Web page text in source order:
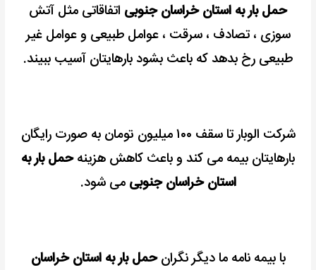
حمل بار به استان خراسان جنوبی اتفاقاتی مثل آتش
سوزی ، تصادف ، سرقت ، عوامل طبیعی و عوامل غیر
طبیعی رخ بدهد که باعث بشود بارهایتان آسیب ببیند.
شرکت الوبار تا سقف ۱۰۰ میلیون تومان به صورت رایگان
بارهایتان بیمه می کند و باعث کاهش هزینهحمل بار به
استان خراسان جنوبی می شود.
با بیمه نامه ما دیگر نگرانحمل بار به استان خراسان